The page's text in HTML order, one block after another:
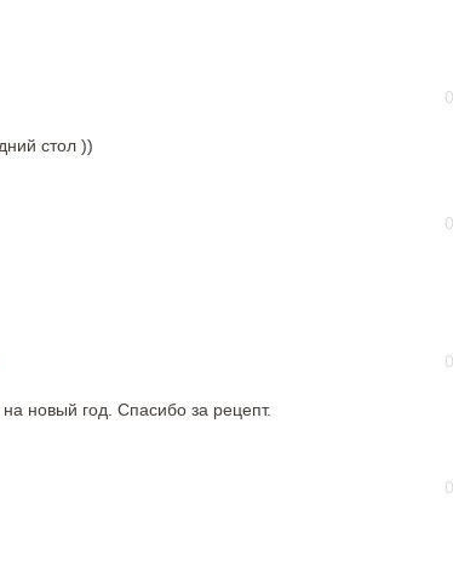
0
стол ))
0
0
новый год. Спасибо за рецепт.
0